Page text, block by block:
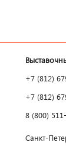
+7 (812)
+7 (812)
8 (800)
Санкт-